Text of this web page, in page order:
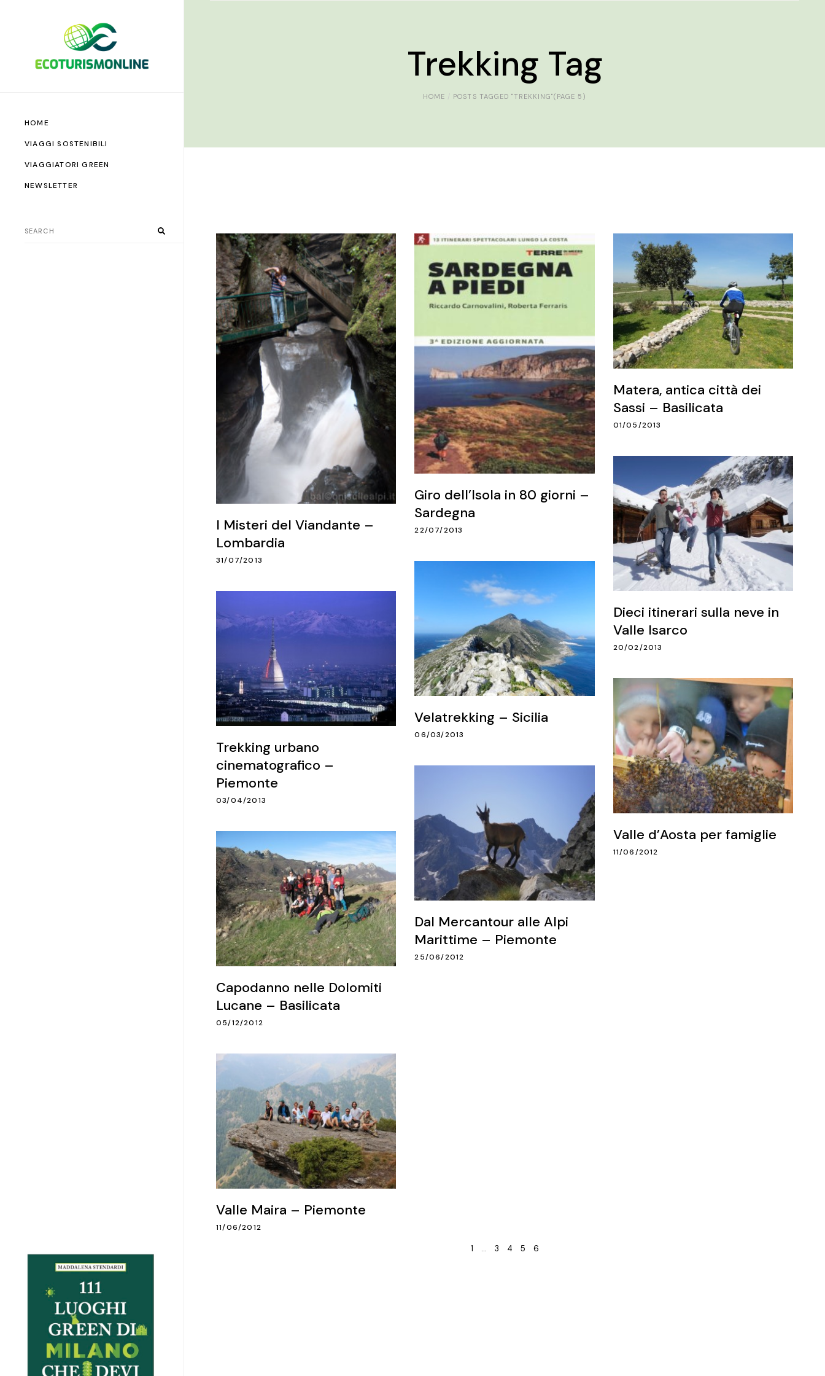
HOME
VIAGGI SOSTENIBILI
VIAGGIATORI GREEN
NEWSLETTER
Trekking Tag
HOME POSTS TAGGED "TREKKING"(PAGE 5)
I Misteri del Viandante –
Lombardia
31/07/2013
Giro dell’Isola in 80 giorni –
Sardegna
22/07/2013
Matera, antica città dei
Sassi – Basilicata
01/05/2013
Trekking urbano
cinematografico –
Piemonte
03/04/2013
Velatrekking – Sicilia
06/03/2013
Dieci itinerari sulla neve in
Valle Isarco
20/02/2013
Capodanno nelle Dolomiti
Lucane – Basilicata
05/12/2012
Dal Mercantour alle Alpi
Marittime – Piemonte
25/06/2012
Valle d’Aosta per famiglie
11/06/2012
Valle Maira – Piemonte
11/06/2012
1 … 3 4 5 6